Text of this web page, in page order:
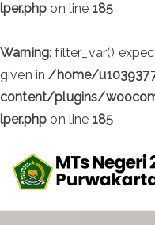
lper.php on line 185
Warning: filter_var()
given in/home/
content/plugins/
lper.php on line 185
content